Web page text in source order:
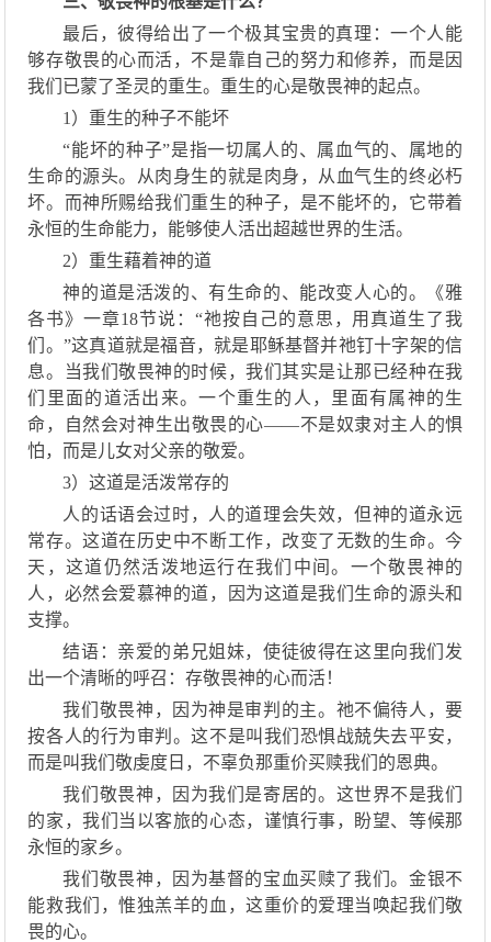
最后，彼得给出了一个极其宝贵的真理：一个人能
够存敬畏的心而活，不是靠自己的努力和修养， 而是 因
我们已蒙了圣灵的重生。 重生的心是敬畏神的起点。
1） 重生的种子不能坏
“能坏的种子”是指一切属人的、属血气的、属地的
生命的源头。从肉身生的就是肉身，从血气生的终必朽
坏。 而神所赐给我们重生的种子，是不能坏的，它带着
永恒的生命能力，能够使人活出超越世界的生活。
2） 重生藉着神的道
神的道是活泼的、有生命的、能改变人心的。
《雅
各书》一章18节说： “祂按自己的意思，用真道生了我
们 。 ”这真道就是福音，就是耶稣基督并祂钉十字架的信
息。当我们敬畏神的时候，我们其实是让那已经种在我
们里面的道活出来。一个重生的人，里面有属神的生
命，自然会对神生出敬畏的心——不是奴隶对主人的惧
怕，而是儿女对父亲的敬爱。
3）这道是活泼常存的
人的话语会过时，人的道理会失效，但神的道永远
常存。这道在历史中不断工作，改变了无数的生命。今
天，这道仍然活泼地运行在我们中间。一个敬畏神的
人，必然会爱慕神的道，因为这道是我们 生命的源头和
支撑。
结语： 亲爱的弟兄姐妹，使徒彼得在这里向我们发
出一个清晰的呼召：存敬畏神的心而活！
我们敬畏神 ，因为神是审判的主。 祂不偏待人，要
按各人的行为审判。这不是叫我们恐惧战兢失去平安，
而是叫我们敬虔度日，不辜负那重价买赎我们的恩典。
我们敬畏神 ，因为我们是寄居的。 这世界不是我们
的家，我们当以客旅的心态，谨慎行事，盼望、 等候那
永恒的家乡。
我们敬畏神 ，因为基督的宝血买赎了我们。 金银不
能救我们，惟独羔羊的血，这重价的爱理当唤起我们敬
畏的心。